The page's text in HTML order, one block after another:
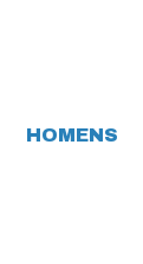
HOMENS